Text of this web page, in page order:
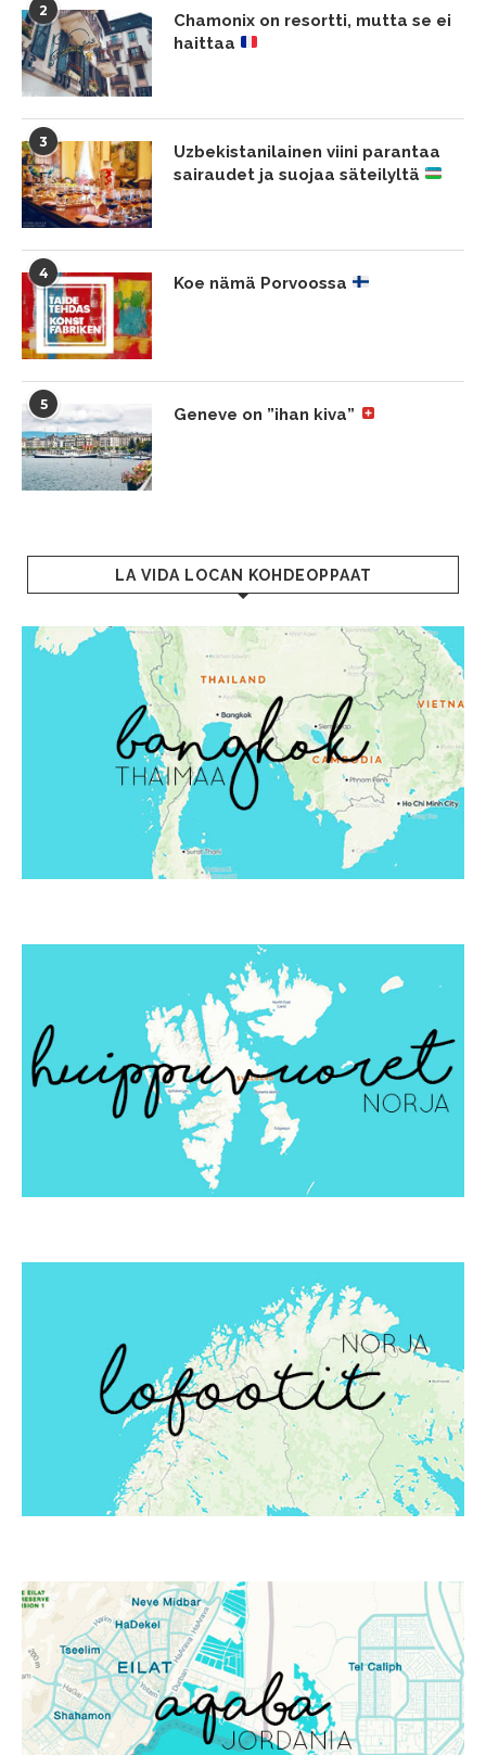
2
Chamonix on resortti, mutta se ei
haittaa
3
Uzbekistanilainen viini parantaa
sairaudet ja suojaa säteilyltä
4
Koe nämä Porvoossa
5
Geneve on ”ihan kiva”
LA VIDA LOCAN KOHDEOPPAAT